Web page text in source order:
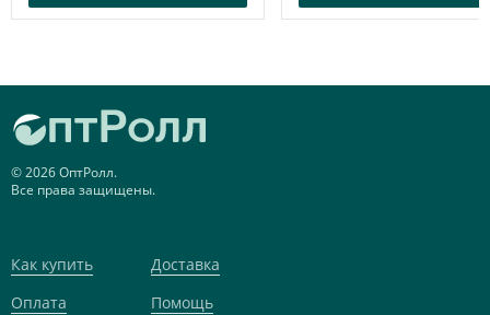
© 2026 ОптРолл.
Все права защищены.
Как купить
Доставка
Оплата
Помощь